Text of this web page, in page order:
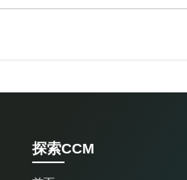
探索CCM